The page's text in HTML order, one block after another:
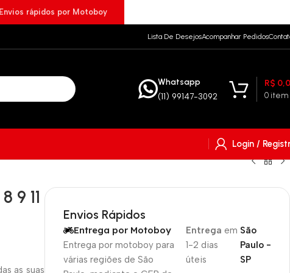
Lista De DesejosAcompanhar Pedidos
Whatsapp
(11) 99147-3092 0 item
R$
Login /
9 11
as suas
Envios Rápidos
Entrega por Motoboy
Entrega por motoboy para
várias regiões de São
Entrega em
1-2 dias
úteis
São
Paulo -
SP
rápidos por Motoboy